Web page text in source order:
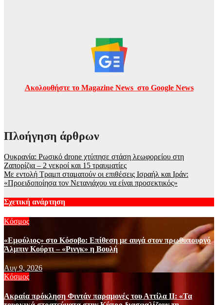
Ακολουθήστε το Magazine News στο Google News
Πλοήγηση άρθρων
Ουκρανία: Ρωσικό drone χτύπησε στάση λεωφορείου στη
Ζαπορίζια – 2 νεκροί και 15 τραυματίες
Με εντολή Τραμπ σταματούν οι επιθέσεις Ισραήλ και Ιράν:
«Προειδοποίησα τον Νετανιάχου να είναι προσεκτικός»
Σχετική ανάρτηση
Κόσμος
«Εμφύλιος» στο Κόσοβο: Επίθεση με αυγά στον πρωθυπουργό
Άλμπιν Κούρτι – «Ρινγκ» η Βουλή
Αυγ 9, 2026
Κόσμος
Ακραία πρόκληση Φιντάν παραμονές του Αττίλα ΙΙ: «Τα